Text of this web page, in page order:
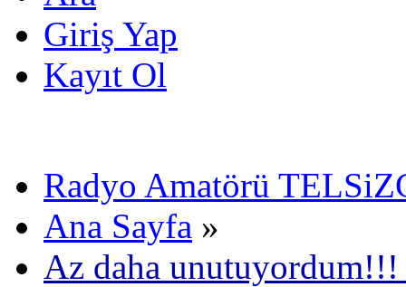
Giriş Yap
Kayıt Ol
Radyo Amatörü
Ana Sayfa »
Az daha